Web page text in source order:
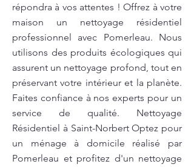
répondra à vos attentes ! Offrez à votre
maison un nettoyage résidentiel
professionnel avec Pomerleau. Nous
utilisons des produits écologiques qui
assurent un nettoyage profond, tout en
préservant votre intérieur et la planète.
Faites confiance à nos experts pour un
service de qualité. Nettoyage
Résidentiel à Saint-Norbert Optez pour
un ménage à domicile réalisé par
Pomerleau et profitez d'un nettoyage